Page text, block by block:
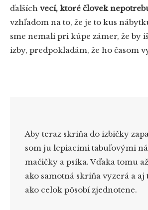
ďalších vecí, ktoré človek
vzhľadom na to, že je to kus
sme nemali pri kúpe zámer, že by
izby, predpokladám, že ho časom
Aby teraz skriňa do izbičky
som ju lepiacimi tabuľovými
mačičky a psíka. Vďaka tomu
ako samotná skriňa vyzerá a aj
ako celok pôsobí zjednotene.